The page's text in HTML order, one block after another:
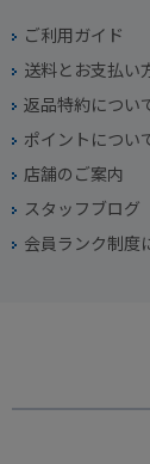
ご利用ガイド
送料とお支払い
返品特約につい
ポイントについ
店舗のご案内
スタッフブログ
会員ランク制度